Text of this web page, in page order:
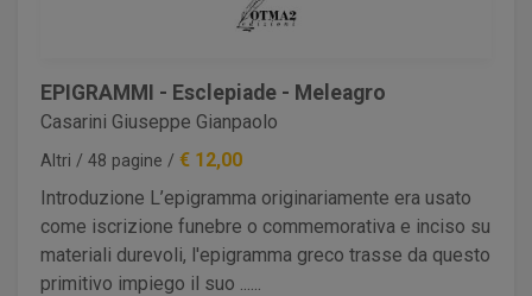
EPIGRAMMI - Esclepiade - Meleagro
Casarini Giuseppe Gianpaolo
Altri / 48 pagine /€ 12,00
Introduzione L’epigramma originariamente era usato
come iscrizione funebre o commemorativa e inciso su
materiali durevoli, l'epigramma greco trasse da questo
primitivo impiego il suo ......